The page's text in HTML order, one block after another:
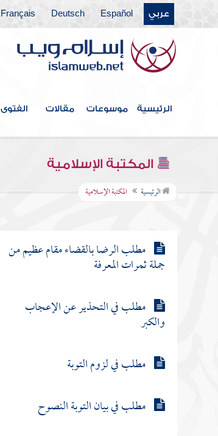
عربي Español
Deutsch
Français
الرئيسية موسوعات مقالات الفتوى
المكتبة الإسلامية
الرئيسية المكتبة الإسلامية
مطلب سبب توسيع الرزق على أهل
الجهل والحماقة
مطلب في وصف ضرار بن ضمرة
مطلب في النهي عن نسبة الإذلال
والإعزاز
مطلب في رد قول من قال ما فائدة
مطلب الرضا بالقضاء مقام عظيم من
جملة ثمرات المعرفة
مطلب في التحذير عن الإعجاب
والكبر
مطلب في لزوم التوبة
مطلب في بيان التوبة النصوح